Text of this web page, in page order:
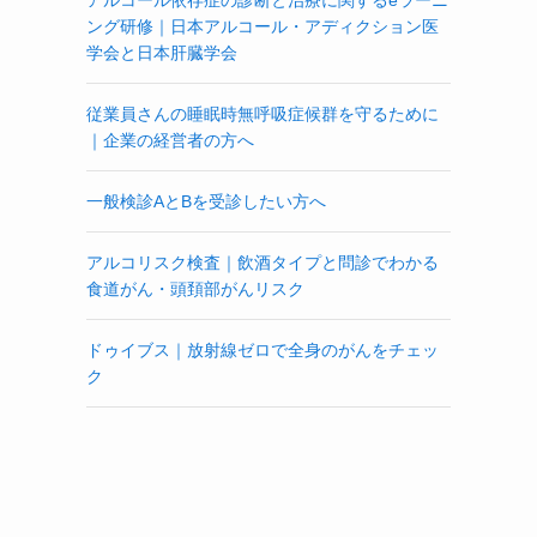
ング研修｜日本アルコール・アディクション医
学会と日本肝臓学会
従業員さんの睡眠時無呼吸症候群を守るために
｜企業の経営者の方へ
一般検診AとBを受診したい方へ
アルコリスク検査｜飲酒タイプと問診でわかる
食道がん・頭頚部がんリスク
ドゥイブス｜放射線ゼロで全身のがんをチェッ
ク